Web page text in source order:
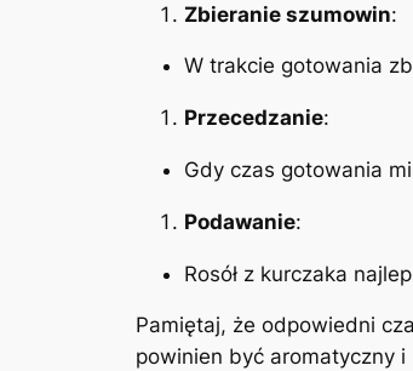
Zbieranie szumowin:
W trakcie gotowania
Przecedzanie:
Gdy czas gotowania
Podawanie:
Rosół z kurczaka
Pamiętaj, że odpowiedni
powinien być aromatyczny